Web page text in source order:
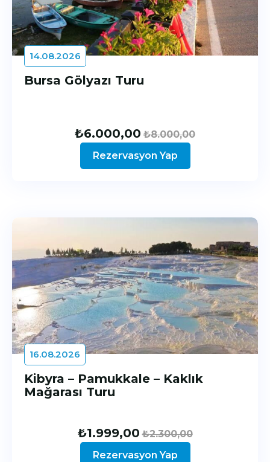
14.08.2026
Bursa Gölyazı Turu
₺6.000,00 ₺8.000,00
Rezervasyon Yap
16.08.2026
Kibyra – Pamukkale – Kaklık
Mağarası Turu
₺1.999,00 ₺2.300,00
Rezervasyon Yap